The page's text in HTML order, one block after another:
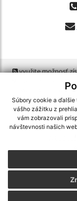
Súbory cookie a
vášho zážitku z
vám zobrazovali
návštevnosti našich
využite možnosť
CMS systém
spoločnosť
Vytlačiť